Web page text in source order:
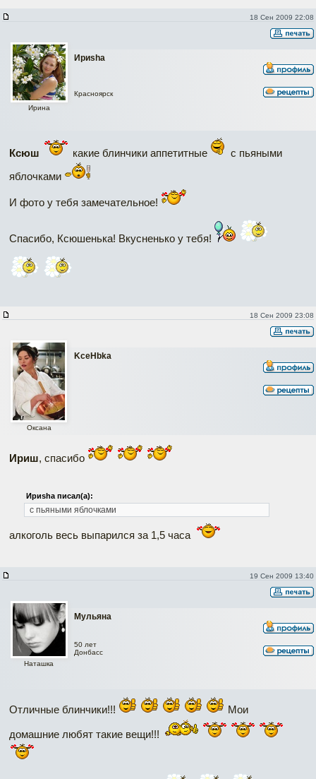
18 Сен 2009 22:08
Ириshа
Ирина
Красноярск
Ксюш какие блинчики аппетитные
с пьяными
яблочками
И фото у тебя замечательное!
Спасибо, Ксюшенька! Вкусненько у тебя!
18 Сен 2009 23:08
KceHbka
Оксана
Ириш, спасибо
Ириshа писал(а):
с пьяными яблочками
алкоголь весь выпарился за 1,5 часа
19 Сен 2009 13:40
Мульяна
Наташка
50 лет
Донбасс
Отличные блинчики!!! Мои
домашние любят такие вещи!!!